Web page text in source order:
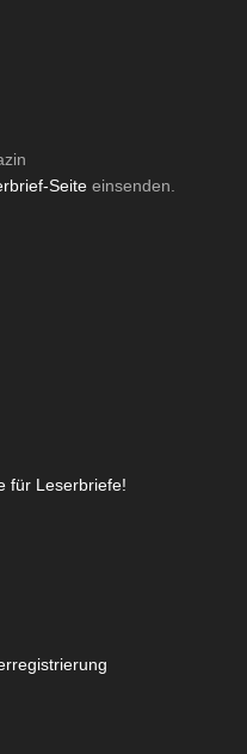
Seite einsenden.
für Leserbriefe!